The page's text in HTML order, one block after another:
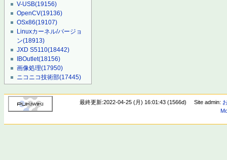
V-USB(19156)
OpenCV(19136)
OSx86(19107)
Linuxカーネル/バージョ
ン(18913)
JXD S5110(18442)
IBOutlet(18156)
画像処理(17950)
ニコニコ技術部(17445)
最終更新:2022-04-25 (月) 16:01:43 (1566d) Site admin: